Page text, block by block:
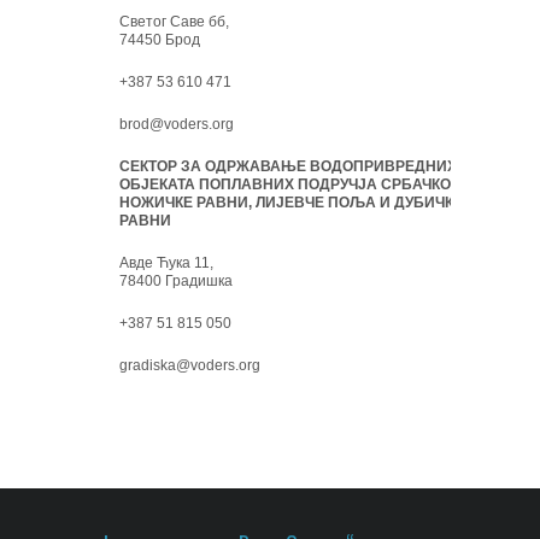
Светог Саве бб,
74450 Брод
+387 53 610 471
brod@voders.org
СЕКТОР ЗА ОДРЖАВАЊЕ ВОДОПРИВРЕДНИХ
ОБЈЕКАТА ПОПЛАВНИХ ПОДРУЧЈА СРБАЧКО-
НОЖИЧКЕ РАВНИ, ЛИЈЕВЧЕ ПОЉА И ДУБИЧКЕ
РАВНИ
Авде Ћука 11,
78400 Градишка
+387 51 815 050
gradiska@voders.org